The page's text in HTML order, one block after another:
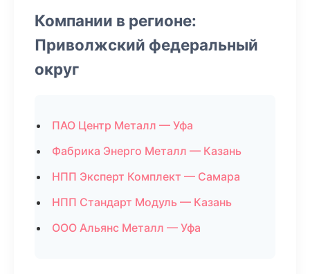
Компании в регионе:
Приволжский федеральный
округ
ПАО Центр Металл — Уфа
Фабрика Энерго Металл — Казань
НПП Эксперт Комплект — Самара
НПП Стандарт Модуль — Казань
ООО Альянс Металл — Уфа